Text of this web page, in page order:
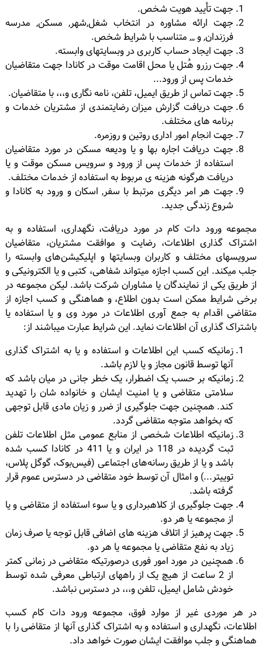
جهت تأیید هویت شخص.
جهت ارائه مشاوره در انتخاب شغل,شهر, مسکن, مدرسه
فرزندان, و ,,, متناسب با شرایط شخص.
جهت ایجاد حساب کاربری در وبسایتهای وابسته.
جهت رزرو هُتل یا محل اقامت موقت در کانادا جهت متقاضیان
خدمات پس از ورود...
جهت تماس از طریق ایمیل، تلفن، نامه نگاری و،،، با متقاضیان.
جهت دریافت گزارش میزان رضایتمندی از مشتریان خدمات و
برنامه های مختلف.
جهت انجام امور اداری روتین و روزمره.
جهت دریافت اجاره بها و یا ودیعه مسکن در مورد متقاضیان
استفاده از خدمات پس از ورود و سرویس مسکن موقت و یا
دریافت هرگونه هزینه ی مربوط به استفاده از خدمات مختلف.
جهت هر امر دیگری مرتبط با سفر, اسکان و ورود به کانادا و
شروع زندگی جدید.
مجموعه ورود دات کام در مورد دریافت، نگهداری، استفاده و به
اشتراک گذاری اطلاعات، رضایت و موافقت مشتریان، متقاضیان
سرویسهای مختلف و کاربران وبسایتها و اپلیکیشن‌های وابسته را
جلب میکند. این کسب اجازه میتواند شفاهی، کتبی و یا الکترونیکی و
از طریق یکی از نمایندگان یا مشاوران شرکت باشد. لیکن مجموعه در
برخی شرایط ممکن است بدون اطلاع، و هماهنگی و کسب اجازه از
متقاضی اقدام به جمع آوری اطلاعات در مورد وی و یا استفاده یا
باشتراک گذاری آن اطلاعات نماید. این شرایط عبارت میباشند از:
زمانیکه کسب این اطلاعات و استفاده و یا به اشتراک گذاری
آنها توسط قانون مجاز و یا لازم باشد.
زمانیکه بر حسب یک اضطرار، یک خطر جانی در میان باشد که
سلامتی متقاضی و یا امنیت ایشان و خانواده شان را تهدید
کند. همچنین جهت جلوگیری از ضرر و زیان مادی قابل توجهی
که بخواهد متوجه متقاضی گردد.
زمانیکه اطلاعات شخصی از منابع عمومی مثل اطلاعات تلفن
ثبت گردیده در 118 در ایران و یا 411 در کانادا کسب شده
باشد و یا از طریق رسانه‌های اجتماعی (فیس‌بوک، گوگل پلاس،
توییتر...) و امثال آن توسط خود متقاضی در دسترس عموم قرار
گرفته باشد.
جهت جلوگیری از کلاهبرداری و یا سوء استفاده از متقاضی و یا
از مجموعه یا هر دو.
جهت پرهیز از اتلاف هزینه های اضافی قابل توجه یا صرف زمان
زیاد به نفع متقاضی یا مجموعه یا هر دو.
همچنین در مورد امور فوری درصورتیکه متقاضی در زمانی کمتر
از 2 ساعت از هیچ یک از راههای ارتباطی معرفی شده توسط
خودش شامل ایمیل، تلفن و،،، در دسترس نباشد.
در هر موردی غیر از موارد فوق، مجموعه ورود دات کام کسب
اطلاعات، نگهداری و استفاده و به اشتراک گذاری آنها از متقاضی را با
هماهنگی و جلب موافقت ایشان صورت خواهد داد.